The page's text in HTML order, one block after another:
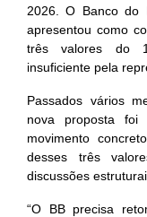
2026. O Banco do
apresentou como
três valores do
insuficiente pela
Passados vários
nova proposta foi
movimento
desses três
discussões
“O BB precisa